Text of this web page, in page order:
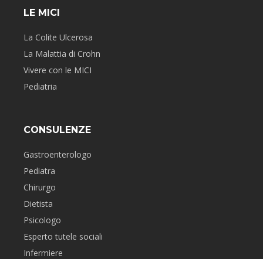
LE MICI
La Colite Ulcerosa
La Malattia di Crohn
Vivere con le MICI
Pediatria
CONSULENZE
Gastroenterologo
Pediatra
Chirurgo
Dietista
Psicologo
Esperto tutele sociali
Infermiere